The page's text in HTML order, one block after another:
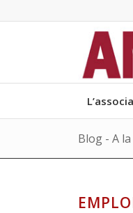
Blog - A